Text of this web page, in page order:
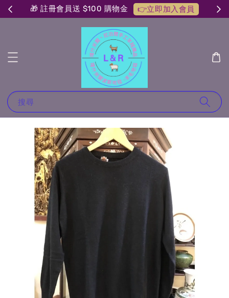
🎁 註冊會員送 $100 購物金 👉立即加入會員
搜尋